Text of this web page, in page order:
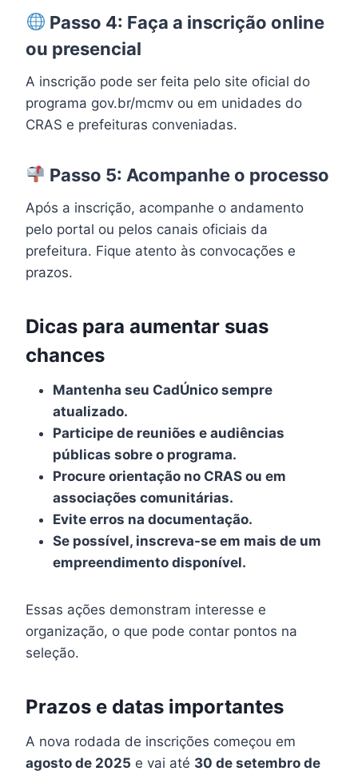
Passo 4: Faça a inscrição online
ou presencial
A inscrição pode ser feita pelo site oficial do
programa gov.br/mcmv ou em unidades do
CRAS e prefeituras conveniadas.
Passo 5: Acompanhe o processo
Após a inscrição, acompanhe o andamento
pelo portal ou pelos canais oficiais da
prefeitura. Fique atento às convocações e
prazos.
Dicas para aumentar suas
chances
Mantenha seu CadÚnico sempre
atualizado.
Participe de reuniões e audiências
públicas sobre o programa.
Procure orientação no CRAS ou em
associações comunitárias.
Evite erros na documentação.
Se possível, inscreva-se em mais de um
empreendimento disponível.
Essas ações demonstram interesse e
organização, o que pode contar pontos na
seleção.
Prazos e datas importantes
A nova rodada de inscrições começou em
agosto de 2025 e vai até 30 de setembro de